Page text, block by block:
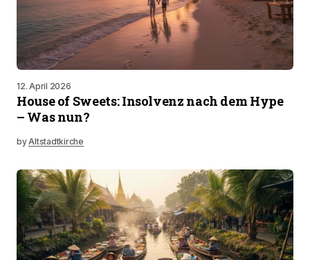
12. April 2026
House of Sweets: Insolvenz nach dem Hype
– Was nun?
byAltstadtkirche